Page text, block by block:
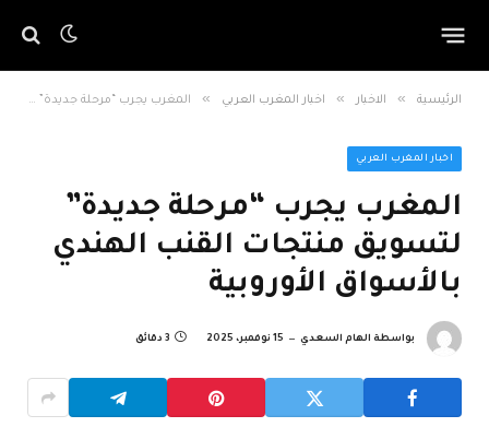
الرئيسية » الاخبار » اخبار المغرب العربي » المغرب يجرب “مرحلة جديدة” لتسويق منتجات القنب الهندي بالأسواق الأوروبية
اخبار المغرب العربي
المغرب يجرب “مرحلة جديدة”
لتسويق منتجات القنب الهندي
بالأسواق الأوروبية
بواسطة الهام السعدي 15 نوفمبر، 2025 3 دقائق